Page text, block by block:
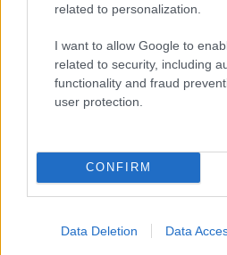
related to personalization.
I want to allow Google to
related to security, including
functionality and fraud
user protection.
CONFIRM
Data Deletion Data
E-mail cím
szabályzatot!